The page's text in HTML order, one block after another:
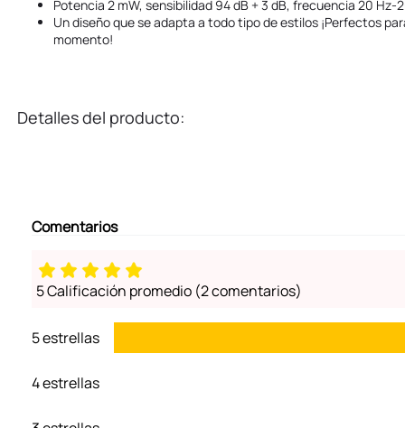
Potencia 2 mW, sensibilidad 94 dB + 3 dB, frecuencia 20 Hz-
Un diseño que se adapta a todo tipo de estilos ¡Perfectos
momento!
Detalles del producto:
Comentarios
5 Calificación promedio (2 comentarios)
5 estrellas
4 estrellas